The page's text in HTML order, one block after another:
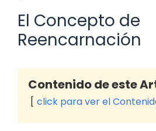
El Concepto de
Reencarnación
Contenido de este
click para ver el